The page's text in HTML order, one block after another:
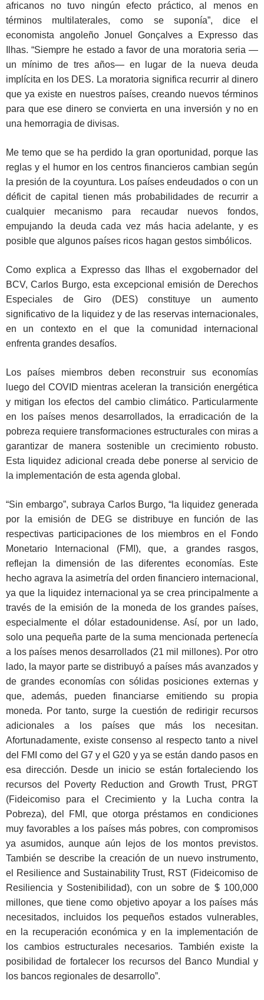
africanos no tuvo ningún efecto práctico, al menos en
términos multilaterales, como se suponía”, dice el
economista angoleño Jonuel Gonçalves a Expresso das
Ilhas. “Siempre he estado a favor de una moratoria seria —
un mínimo de tres años— en lugar de la nueva deuda
implícita en los DES. La moratoria significa recurrir al dinero
que ya existe en nuestros países, creando nuevos términos
para que ese dinero se convierta en una inversión y no en
una hemorragia de divisas.
Me temo que se ha perdido la gran oportunidad, porque las
reglas y el humor en los centros financieros cambian según
la presión de la coyuntura. Los países endeudados o con un
déficit de capital tienen más probabilidades de recurrir a
cualquier mecanismo para recaudar nuevos fondos,
empujando la deuda cada vez más hacia adelante, y es
posible que algunos países ricos hagan gestos simbólicos.
Como explica a Expresso das Ilhas el exgobernador del
BCV, Carlos Burgo, esta excepcional emisión de Derechos
Especiales de Giro (DES) constituye un aumento
significativo de la liquidez y de las reservas internacionales,
en un contexto en el que la comunidad internacional
enfrenta grandes desafíos.
Los países miembros deben reconstruir sus economías
luego del COVID mientras aceleran la transición energética
y mitigan los efectos del cambio climático. Particularmente
en los países menos desarrollados, la erradicación de la
pobreza requiere transformaciones estructurales con miras a
garantizar de manera sostenible un crecimiento robusto.
Esta liquidez adicional creada debe ponerse al servicio de
la implementación de esta agenda global.
“Sin embargo”, subraya Carlos Burgo, “la liquidez generada
por la emisión de DEG se distribuye en función de las
respectivas participaciones de los miembros en el Fondo
Monetario Internacional (FMI), que, a grandes rasgos,
reflejan la dimensión de las diferentes economías. Este
hecho agrava la asimetría del orden financiero internacional,
ya que la liquidez internacional ya se crea principalmente a
través de la emisión de la moneda de los grandes países,
especialmente el dólar estadounidense. Así, por un lado,
solo una pequeña parte de la suma mencionada pertenecía
a los países menos desarrollados (21 mil millones). Por otro
lado, la mayor parte se distribuyó a países más avanzados y
de grandes economías con sólidas posiciones externas y
que, además, pueden financiarse emitiendo su propia
moneda. Por tanto, surge la cuestión de redirigir recursos
adicionales a los países que más los necesitan.
Afortunadamente, existe consenso al respecto tanto a nivel
del FMI como del G7 y el G20 y ya se están dando pasos en
esa dirección. Desde un inicio se están fortaleciendo los
recursos del Poverty Reduction and Growth Trust, PRGT
(Fideicomiso para el Crecimiento y la Lucha contra la
Pobreza), del FMI, que otorga préstamos en condiciones
muy favorables a los países más pobres, con compromisos
ya asumidos, aunque aún lejos de los montos previstos.
También se describe la creación de un nuevo instrumento,
el Resilience and Sustainability Trust, RST (Fideicomiso de
Resiliencia y Sostenibilidad), con un sobre de $ 100,000
millones, que tiene como objetivo apoyar a los países más
necesitados, incluidos los pequeños estados vulnerables,
en la recuperación económica y en la implementación de
los cambios estructurales necesarios. También existe la
posibilidad de fortalecer los recursos del Banco Mundial y
los bancos regionales de desarrollo”.